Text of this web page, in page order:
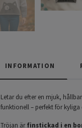
INFORMATION
Letar du efter en mjuk,
funktionell – perfekt för
Tröjan ärfinstickad i en